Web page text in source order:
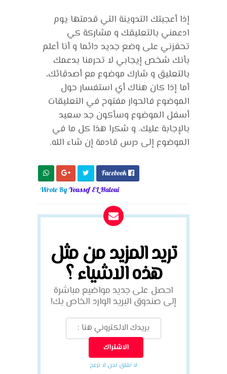
إذا أعجبتك التدوينة التي قدمتها يوم
ادعمني بالتعليقك و مشاركة كي
تحفزني على وضع جديد دائما و أنا أعلم
بأنك شخص إيجابي لا تحرمنا بدعمك
بالتعليق و شارك موضوع مع أصدقائك،
أما إذا كان هناك أي استفسار حول
الموضوع فالحوار مفتوح في التعليقات
أسفل الموضوع وسأكون جد سعيد
بالإجابة عليك. و شكرا هذا كل ما في
الموضوع إلى درس قادمة إن شاء الله.

Wrote ByYoussef EL Haloui
تريد المزيد من مثل
هذه الاشياء ؟
احصل على جديد مواضيع مباشرة
إلى صندوق البريد الوارد الخاص بك!
لا تقلق نحن لا نزعج